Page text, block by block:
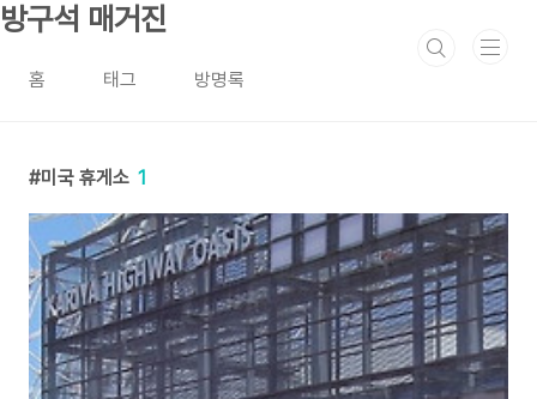
본문 바로가기
방구석 매거진
홈 태그 방명록
미국 휴게소 1